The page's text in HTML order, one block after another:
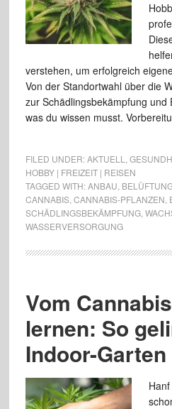
verstehen, um erfolgreich
Von der Standortwahl über die
zur Schädlingsbekämpfung und
was du wissen musst.
FILED UNDER:AKTUELL
HOBBY | FREIZEIT | REISEN
TAGGED WITH:ANBAU
CANNABIS, CANNABIS-PFLANZEN
SCHÄDLINGSBEKÄMPFUNG,
WASSERVERSORGUNG
Vom
lernen: So
Indoor-Garten